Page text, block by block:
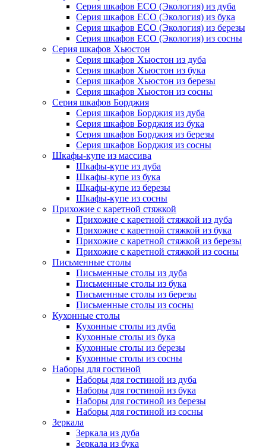
Серия шкафов ECO (Экология) из дуба
Серия шкафов ECO (Экология) из бука
Серия шкафов ECO (Экология) из березы
Серия шкафов ECO (Экология) из сосны
Серия шкафов Хьюстон
Серия шкафов Хьюстон из дуба
Серия шкафов Хьюстон из бука
Серия шкафов Хьюстон из березы
Серия шкафов Хьюстон из сосны
Серия шкафов Борджия
Серия шкафов Борджия из дуба
Серия шкафов Борджия из бука
Серия шкафов Борджия из березы
Серия шкафов Борджия из сосны
Шкафы-купе из массива
Шкафы-купе из дуба
Шкафы-купе из бука
Шкафы-купе из березы
Шкафы-купе из сосны
Прихожие с каретной стяжкой
Прихожие с каретной стяжкой из дуба
Прихожие с каретной стяжкой из бука
Прихожие с каретной стяжкой из березы
Прихожие с каретной стяжкой из сосны
Письменные столы
Письменные столы из дуба
Письменные столы из бука
Письменные столы из березы
Письменные столы из сосны
Кухонные столы
Кухонные столы из дуба
Кухонные столы из бука
Кухонные столы из березы
Кухонные столы из сосны
Наборы для гостиной
Наборы для гостиной из дуба
Наборы для гостиной из бука
Наборы для гостиной из березы
Наборы для гостиной из сосны
Зеркала
Зеркала из дуба
Зеркала из бука